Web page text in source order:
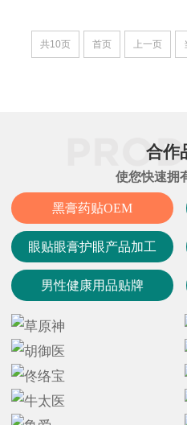
共10页 首页 上一页
合作
使您快速拥
黑膏药贴OEM
眼贴眼膏护眼产品加工
男性健康用品贴牌